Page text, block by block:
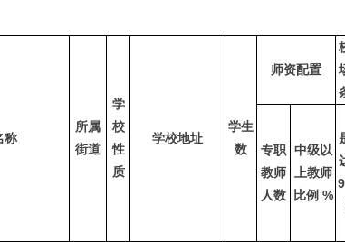
称
所属
街道
学
校
性
质
学校地址
学生
数
师资配置
专职
教师
人数
中级以
上教师
比例 %